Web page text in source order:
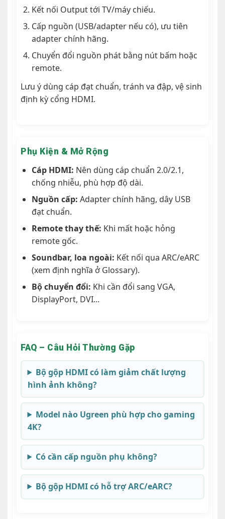
Kết nối Output tới TV/máy chiếu.
Cấp nguồn (USB/adapter nếu có), ưu tiên
adapter chính hãng.
Chuyển đổi nguồn phát bằng nút bấm hoặc
remote.
Lưu ý dùng cáp đạt chuẩn, tránh va đập, vệ sinh
định kỳ cổng HDMI.
Phụ Kiện & Mở Rộng
Cáp HDMI: Nên dùng cáp chuẩn 2.0/2.1,
chống nhiễu, phù hợp độ dài.
Nguồn cấp: Adapter chính hãng, dây USB
đạt chuẩn.
Remote thay thế: Khi mất hoặc hỏng
remote gốc.
Soundbar, loa ngoài: Kết nối qua ARC/eARC
(xem định nghĩa ở Glossary).
Bộ chuyển đổi: Khi cần đổi sang VGA,
DisplayPort, DVI...
FAQ – Câu Hỏi Thường Gặp
Bộ gộp HDMI có làm giảm chất lượng
hình ảnh không?
Model nào Ugreen phù hợp cho gaming
4K?
Có cần cấp nguồn phụ không?
Bộ gộp HDMI có hỗ trợ ARC/eARC?